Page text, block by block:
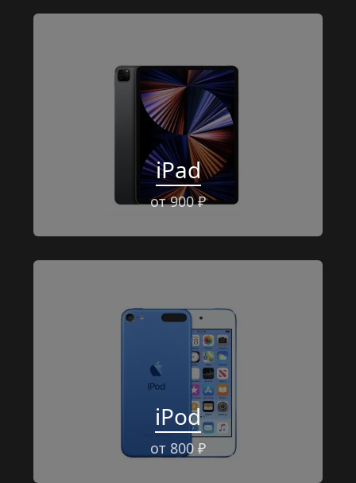
iPad
от 900 ₽
iPod
от 800 ₽